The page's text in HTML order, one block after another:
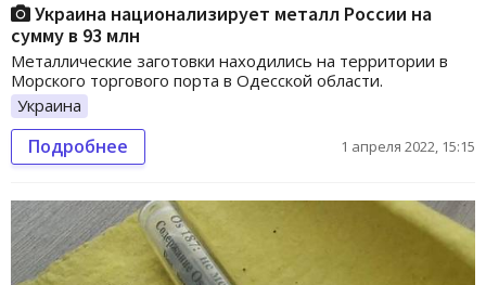
Украина национализирует металл России на
сумму в 93 млн
Металлические заготовки находились на территории в
Морского торгового порта в Одесской области.
Украина
Подробнее 1 апреля 2022, 15:15